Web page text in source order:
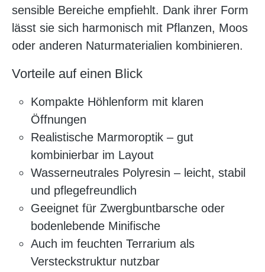
sensible Bereiche empfiehlt. Dank ihrer Form
lässt sie sich harmonisch mit Pflanzen, Moos
oder anderen Naturmaterialien kombinieren.
Vorteile auf einen Blick
Kompakte Höhlenform mit klaren
Öffnungen
Realistische Marmoroptik – gut
kombinierbar im Layout
Wasserneutrales Polyresin – leicht, stabil
und pflegefreundlich
Geeignet für Zwergbuntbarsche oder
bodenlebende Minifische
Auch im feuchten Terrarium als
Versteckstruktur nutzbar